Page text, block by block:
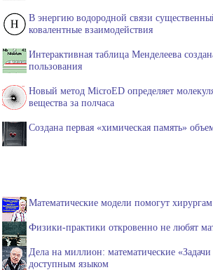
В энергию водородной связи
ковалентные взаимодействия
Интерактивная таблица Менделеева
пользования
Новый метод MicroED определяет
вещества за полчаса
Создана первая «химическая память»
Математические модели помогут хирургам
Физики-практики откровенно не любят
Дела на миллион: математические «Задачи
доступным языком